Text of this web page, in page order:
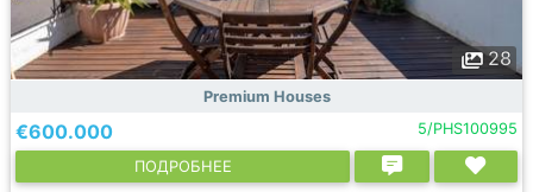
28
Premium Houses
€600.000 5/PHS100995
ПОДРОБНЕЕ